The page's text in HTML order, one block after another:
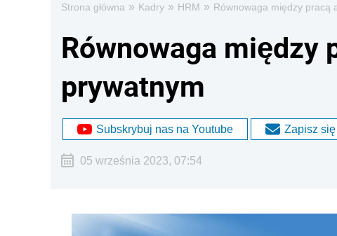
Strona główna » Kadry » HRM » Równowaga między pracą
Równowaga między
prywatnym
Subskrybuj nas na Youtube Zapisz
05 września 2023, 07:54